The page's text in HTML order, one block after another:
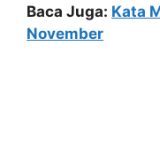
Baca Juga: Kata
November